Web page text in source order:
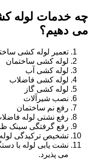
چه خدمات لوله
می دهیم؟
تعمیر لوله کشی
لوله کشی ساختمان
لوله کشی آب
لوله کشی فاضلاب
لوله کشی گاز
نصب شیرآلات
رفع نم ساختمان
رفع نشتی لوله
رفع گرفتگی سینک
تشخیص ترکیدگی لوله
نشت یابی لوله با
می پذیرد.